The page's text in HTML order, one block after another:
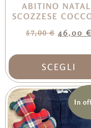
ABITINO
SCOZZESE
57,00€ 46,00 €
SCEGLI
In